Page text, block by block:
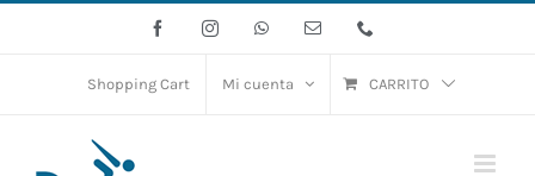
FacebookInstagramWhatsAppCorreo
Shopping Cart Mi cuenta CARRITO